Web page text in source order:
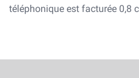
téléphonique est facturée 0,8